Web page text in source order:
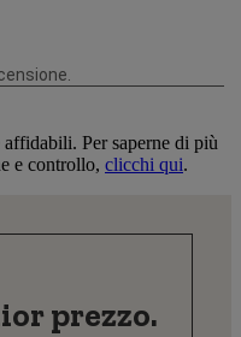
Per saperne di più
e controllo, clicchi qui.
prezzo.